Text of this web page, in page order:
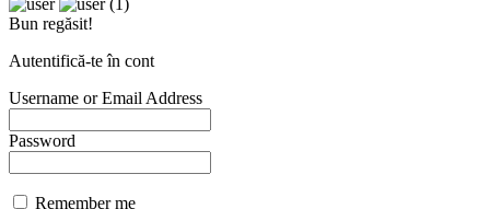
Bun regăsit!
Autentifică-te în cont
Username or Email Address
Password
Remember me